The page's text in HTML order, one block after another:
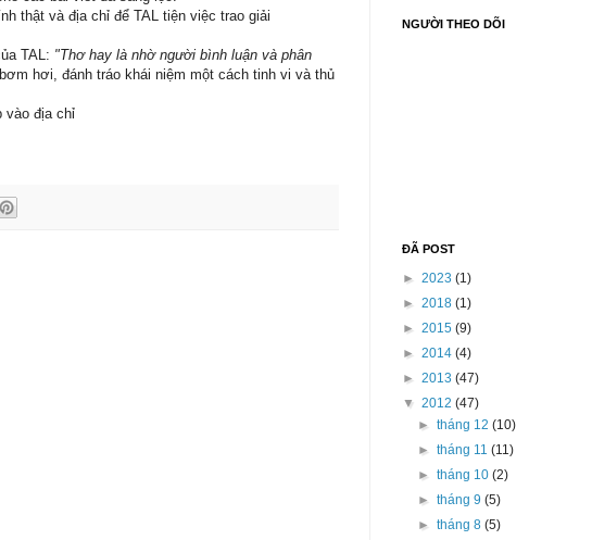
thật và địa chỉ để TAL tiện việc trao giải
TAL: "Thơ hay là nhờ người bình luận và phân
hơi, đánh tráo khái niệm một cách tinh vi và thủ
vào địa chỉ
NGƯỜI THEO DÕI
ĐÃ POST
► 2023 (1)
► 2018 (1)
► 2015 (9)
► 2014 (4)
► 2013 (47)
▼ 2012 (47)
►tháng 12(10)
►tháng 11(11)
►tháng 10(2)
►tháng 9(5)
►tháng 8(5)